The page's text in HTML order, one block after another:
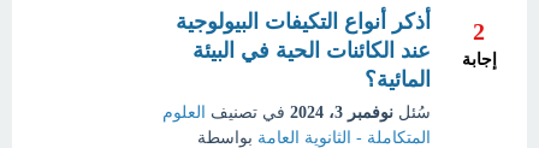
2
إجابة
أذكر أنواع التكيفات البيولوجية
عند الكائنات الحية في البيئة
المائية؟
سُئل نوفمبر 3، 2024 في تصنيف
العلوم
المتكاملة - الثانوية العامة بواسطة